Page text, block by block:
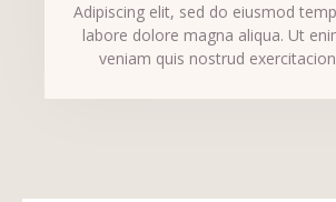
Adipiscing elit, sed do eiusmod
labore dolore magna aliqua. Ut
veniam quis nostrud